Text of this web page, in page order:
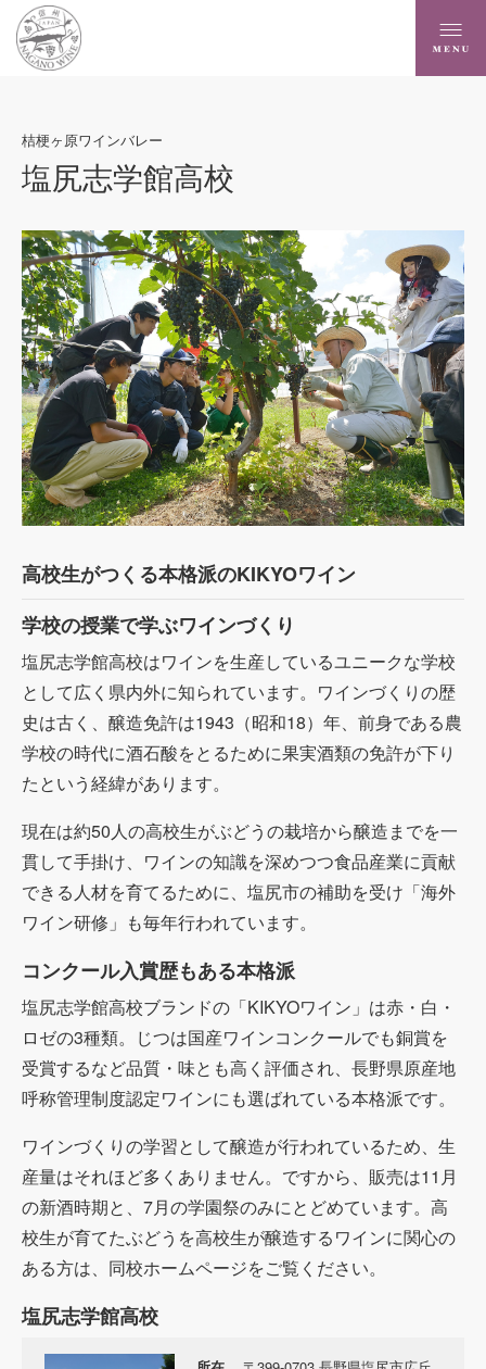
桔梗ヶ原ワインバレー
塩尻志学館高校
高校生がつくる本格派のKIKYOワイン
学校の授業で学ぶワインづくり
塩尻志学館高校はワインを生産しているユニークな学校
として広く県内外に知られています。ワインづくりの歴
史は古く、醸造免許は1943（昭和18）年、前身である農
学校の時代に酒石酸をとるために果実酒類の免許が下り
たという経緯があります。
現在は約50人の高校生がぶどうの栽培から醸造までを一
貫して手掛け、ワインの知識を深めつつ食品産業に貢献
できる人材を育てるために、塩尻市の補助を受け「海外
ワイン研修」も毎年行われています。
コンクール入賞歴もある本格派
塩尻志学館高校ブランドの「KIKYOワイン」は赤・白・
ロゼの3種類。じつは国産ワインコンクールでも銅賞を
受賞するなど品質・味とも高く評価され、長野県原産地
呼称管理制度認定ワインにも選ばれている本格派です。
ワインづくりの学習として醸造が行われているため、生
産量はそれほど多くありません。ですから、販売は11月
の新酒時期と、7月の学園祭のみにとどめています。高
校生が育てたぶどうを高校生が醸造するワインに関心の
ある方は、同校ホームページをご覧ください。
塩尻志学館高校